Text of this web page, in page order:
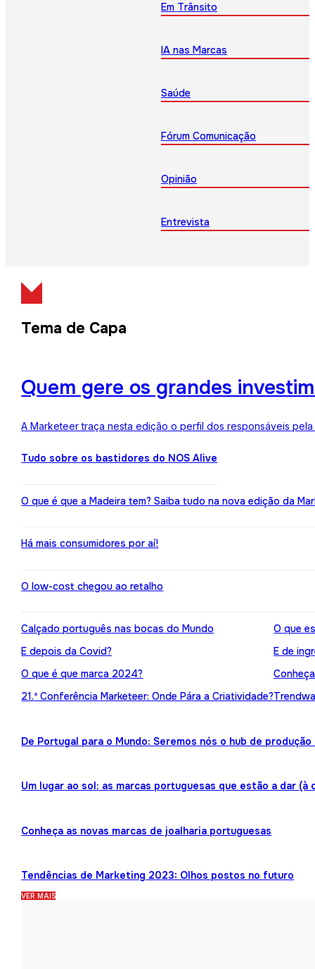
Em Trânsito
IA nas Marcas
Saúde
Fórum Comunicação
Opinião
Entrevista
Tema de Capa
Quem gere os grandes
A Marketeer traça nesta edição o perfil dos responsáveis
Tudo sobre os bastidores do NOS Alive
O que é que a Madeira tem? Saiba tudo na nova edição da
Há mais consumidores por aí!
O low-cost chegou ao retalho
Calçado português nas bocas do Mundo
E depois da Covid?
O que é que marca 2024?
21.ª Conferência Marketeer: Onde Pára a Criatividade?
O que
E de
De Portugal para o Mundo: Seremos nós o hub de
Um lugar ao sol: as marcas portuguesas que estão a dar (à
Conheça as novas marcas de joalharia portuguesas
Tendências de Marketing 2023: Olhos postos no futuro
VER MAIS